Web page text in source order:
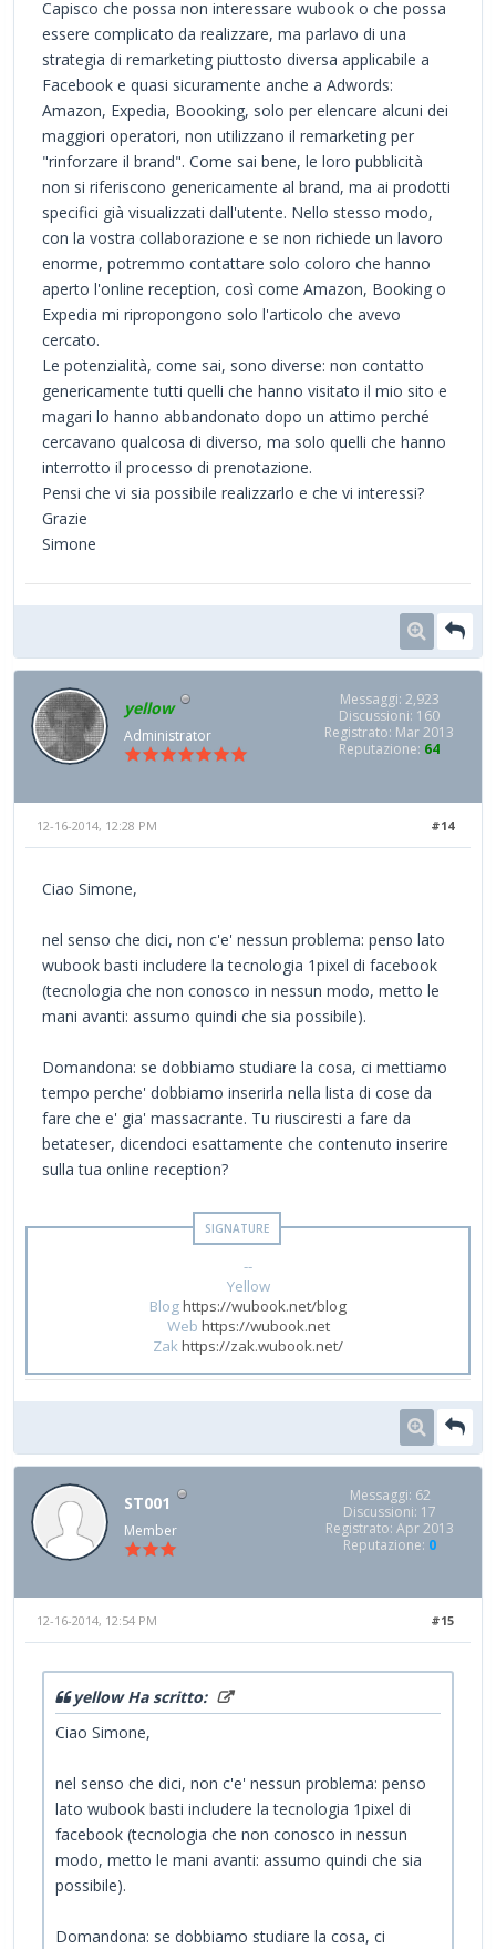
Capisco che possa non interessare wubook o che possa
essere complicato da realizzare, ma parlavo di una
strategia di remarketing piuttosto diversa applicabile a
Facebook e quasi sicuramente anche a Adwords:
Amazon, Expedia, Boooking, solo per elencare alcuni dei
maggiori operatori, non utilizzano il remarketing per
"rinforzare il brand". Come sai bene, le loro pubblicità
non si riferiscono genericamente al brand, ma ai prodotti
specifici già visualizzati dall'utente. Nello stesso modo,
con la vostra collaborazione e se non richiede un lavoro
enorme, potremmo contattare solo coloro che hanno
aperto l'online reception, così come Amazon, Booking o
Expedia mi ripropongono solo l'articolo che avevo
cercato.
Le potenzialità, come sai, sono diverse: non contatto
genericamente tutti quelli che hanno visitato il mio sito e
magari lo hanno abbandonato dopo un attimo perché
cercavano qualcosa di diverso, ma solo quelli che hanno
interrotto il processo di prenotazione.
Pensi che vi sia possibile realizzarlo e che vi interessi?
Grazie
Simone
yellow
Administrator
Messaggi: 2,923
Discussioni: 160
Registrato: Mar 2013
Reputazione: 64
#14
12-16-2014, 12:28 PM
Ciao Simone,
nel senso che dici, non c'e' nessun problema: penso lato
wubook basti includere la tecnologia 1pixel di facebook
(tecnologia che non conosco in nessun modo, metto le
mani avanti: assumo quindi che sia possibile).
Domandona: se dobbiamo studiare la cosa, ci mettiamo
tempo perche' dobbiamo inserirla nella lista di cose da
fare che e' gia' massacrante. Tu riusciresti a fare da
betateser, dicendoci esattamente che contenuto inserire
sulla tua online reception?
--
Yellow
Bloghttps://wubook.net/blog
Web https://wubook.net
Zak https://zak.wubook.net/
ST001
Member
Messaggi: 62
Discussioni: 17
Registrato: Apr 2013
Reputazione: 0
#15
12-16-2014, 12:54 PM
yellow Ha scritto:
Ciao Simone,
nel senso che dici, non c'e' nessun problema: penso
lato wubook basti includere la tecnologia 1pixel di
facebook (tecnologia che non conosco in nessun
modo, metto le mani avanti: assumo quindi che sia
possibile).
Domandona: se dobbiamo studiare la cosa, ci